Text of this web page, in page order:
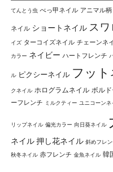
てんとう虫 べっ甲ネイル アニマル柄
ネイル ショートネイル ス
イズ ターコイズネイル チェーンネ
カラー ネイビー ハートフレンチ
ル ピクシーネイル フッ
クネイル ホログラムネイル ボルド
ーフレンチ
ミルクティー ユニコーンネ
リップネイル 偏光カラー 向日葵ネイル
ネイル 押し花ネイル 斜めフレン
秋冬ネイル 赤フレンチ 金魚ネイル 韓